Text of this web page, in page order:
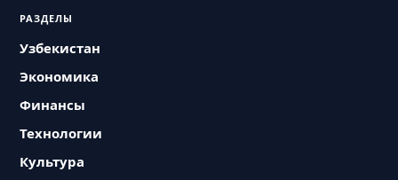
РАЗДЕЛЫ
Узбекистан
Экономика
Финансы
Технологии
Культура